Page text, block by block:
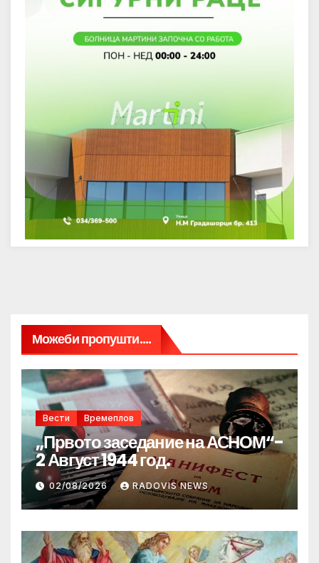
Можеби пропушти....
Вести Времеплов
„Првото заседание на АСНОМ“-
2 Август 1944 год.
02/08/2026 RADOVIS NEWS